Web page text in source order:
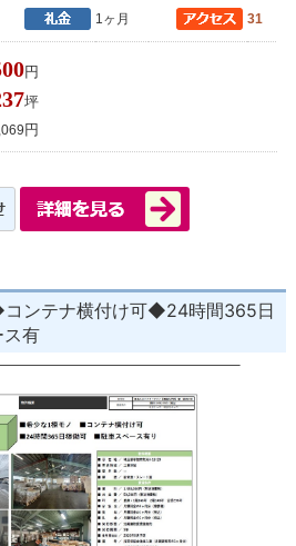
1ヶ月 31
円
坪
円
ンテナ横付け可◆24時間365日
有